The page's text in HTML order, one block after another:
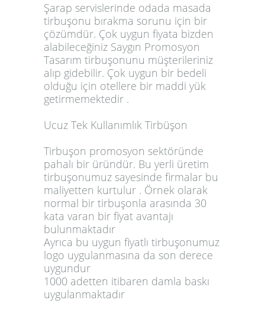
Şarap servislerinde odada masada
tirbuşonu bırakma sorunu için bir
çözümdür. Çok uygun fiyata bizden
alabileceğiniz Saygın Promosyon
Tasarım tirbuşonunu müşterileriniz
alıp gidebilir. Çok uygun bir bedeli
olduğu için otellere bir maddi yük
getirmemektedir .
Ucuz Tek Kullanımlık Tirbüşon
Tirbuşon promosyon sektöründe
pahalı bir üründür. Bu yerli üretim
tirbuşonumuz sayesinde firmalar bu
maliyetten kurtulur . Örnek olarak
normal bir tirbuşonla arasında 30
kata varan bir fiyat avantajı
bulunmaktadır
Ayrıca bu uygun fiyatlı tirbuşonumuz
logo uygulanmasına da son derece
uygundur
1000 adetten itibaren damla baskı
uygulanmaktadır